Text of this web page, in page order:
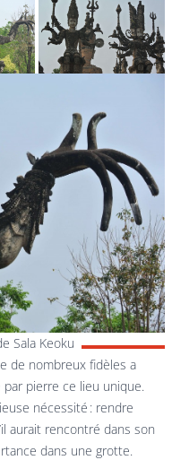
Sala Keoku
de nombreux fidèles a
pierre ce lieu unique.
nécessité : rendre
aurait rencontré dans son
dans une grotte.